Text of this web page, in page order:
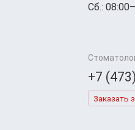
Сб.:
+7
Заказать